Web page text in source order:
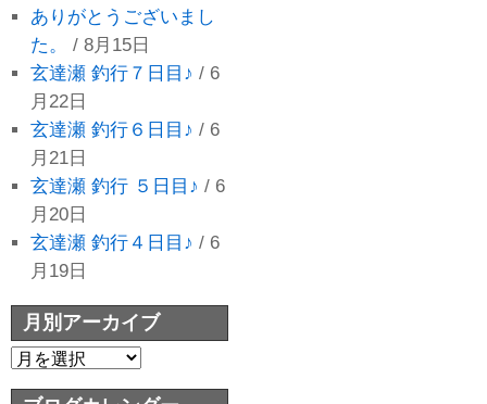
ありがとうございまし
た。
/ 8月15日
玄達瀬 釣行７日目♪ / 6
月22日
玄達瀬 釣行６日目♪ / 6
月21日
玄達瀬 釣行 ５日目♪ / 6
月20日
玄達瀬 釣行４日目♪ / 6
月19日
月別アーカイブ